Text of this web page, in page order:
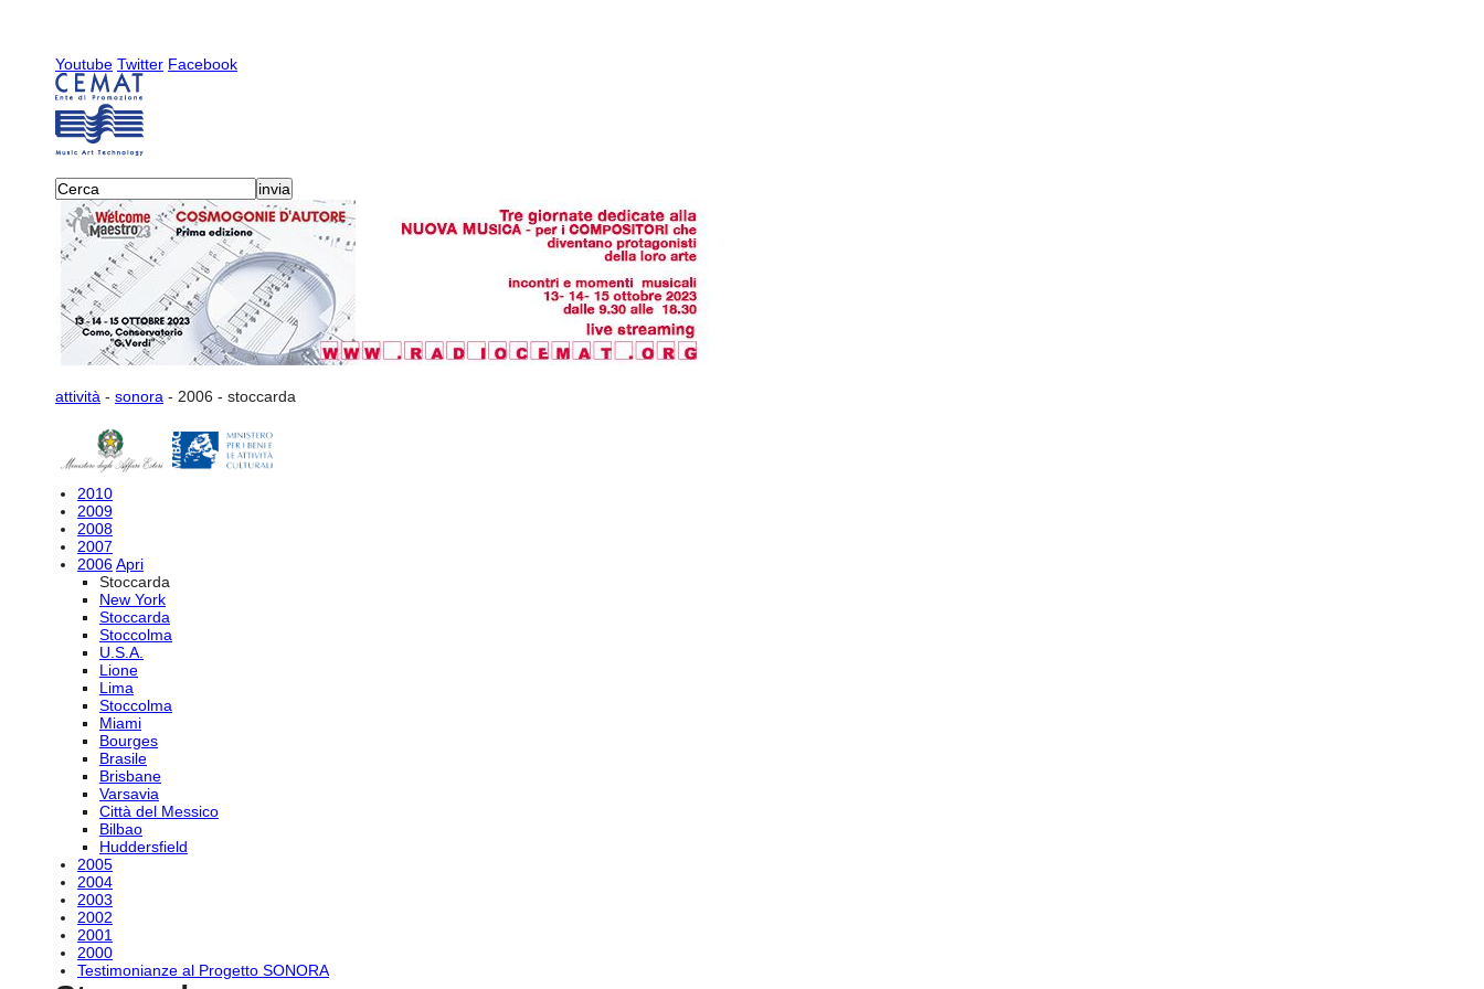
Youtube Twitter Facebook
attività - sonora - 2006 - stoccarda
2010
2009
2008
2007
2006Apri
Stoccarda
New York
Stoccarda
Stoccolma
U.S.A.
Lione
Lima
Stoccolma
Miami
Bourges
Brasile
Brisbane
Varsavia
Città del Messico
Bilbao
Huddersfield
2005
2004
2003
2002
2001
2000
Testimonianze al Progetto SONORA